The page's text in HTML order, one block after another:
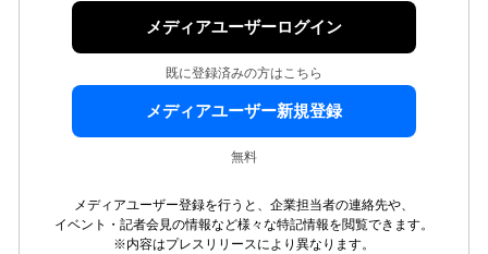
メディアユーザーログイン
既に登録済みの方はこちら
メディアユーザー新規登録
無料
メディアユーザー登録を行うと、企業担当者の連絡先や、
イベント・記者会見の情報など様々な特記情報を閲覧できます。
※内容はプレスリリースにより異なります。